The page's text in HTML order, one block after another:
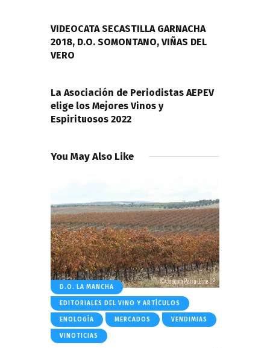
entradas
VIDEOCATA SECASTILLA GARNACHA
2018, D.O. SOMONTANO, VIÑAS DEL
VERO
La Asociación de Periodistas AEPEV
elige los Mejores Vinos y
Espirituosos 2022
You May Also Like
D.O. LA MANCHA
EDITORIALES DEL VINO Y ARTÍCULOS
ENOLOGÍA MERCADOS VENDIMIAS
VINOTICIAS